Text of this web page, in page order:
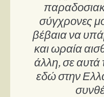
Στήλες
Polls
Small Talk
Blog
σύγχρονες
βέβαια να
και ωραία
άλλη, σε αυτά
εδώ στην